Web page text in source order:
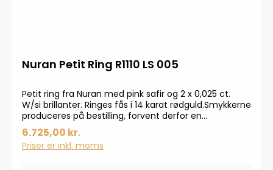
Nuran Petit Ring R1110 LS 005
Petit ring fra Nuran med pink safir og 2 x 0,025 ct.
W/si brillanter. Ringes fås i 14 karat rødguld.Smykkerne
produceres på bestilling, forvent derfor en
leveringstid på op til 14 dageHar du specielle ønsker,
kontakt da gerne kundeservice på info@bendixen-
thisted.dk eller Tlf: 97 92 02 31Der tages forbehold for
6.725,00 kr.
Priser er inkl. moms